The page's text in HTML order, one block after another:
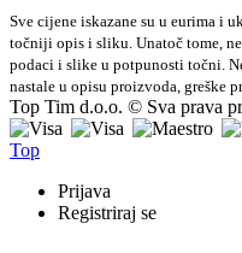
Sve cijene iskazane su u eurima i
točniji opis i sliku. Unatoč tome,
podaci i slike u potpunosti točni.
nastale u opisu proizvoda, greške
Top Tim d.o.o. © Sva prava
Top
Prijava
Registriraj se